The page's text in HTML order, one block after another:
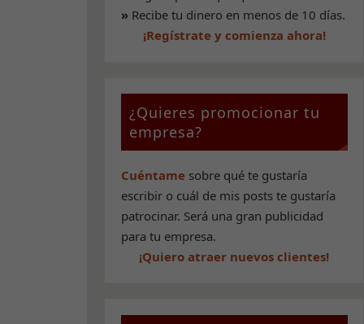
»Recibe tu dinero en menos de 10 días.
¡Regístrate y comienza ahora!
¿Quieres promocionar tu
empresa?
Cuéntame sobre qué te gustaría
escribir o cuál de mis posts te gustaría
patrocinar. Será una gran publicidad
para tu empresa.
¡Quiero atraer nuevos clientes!